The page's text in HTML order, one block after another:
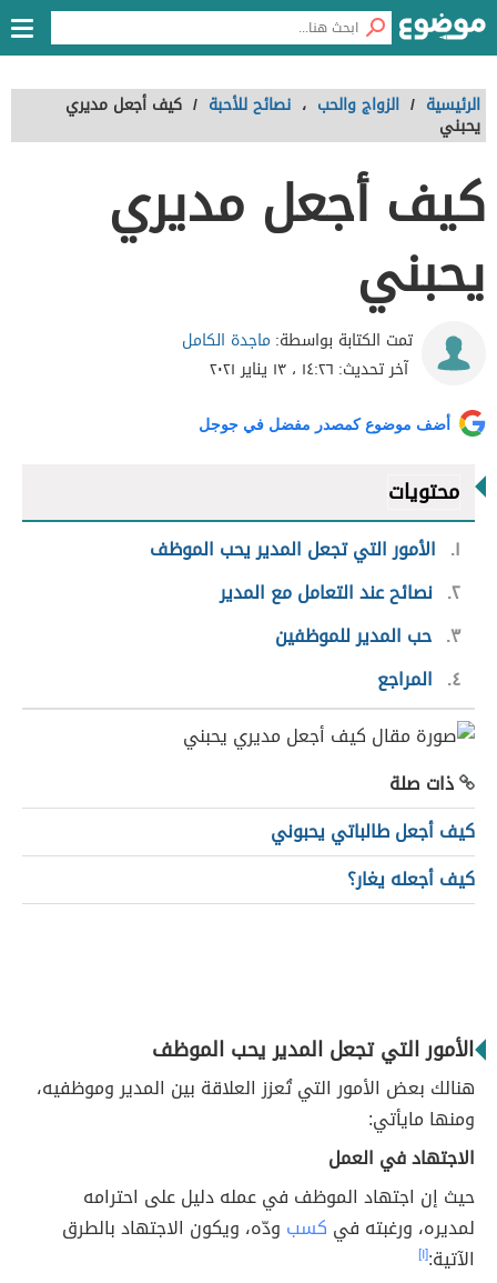
الرئيسية / الزواج والحب ، نصائح للأحبة / كيف أجعل مديري
يحبني
كيف أجعل مديري
يحبني
تمت الكتابة بواسطة: ماجدة الكامل
آخر تحديث: ١٤:٢٦ ، ١٣ يناير ٢٠٢١
أضف موضوع كمصدر مفضل في جوجل
محتويات
١
الأمور التي تجعل المدير يحب الموظف
٢ نصائح عند التعامل مع المدير
٣ حب المدير للموظفين
٤
المراجع
ذات صلة
كيف أجعل طالباتي يحبوني
كيف أجعله يغار؟
الأمور التي تجعل المدير يحب الموظف
هنالك بعض الأمور التي تُعزز العلاقة بين المدير وموظفيه،
ومنها مايأتي:
الاجتهاد في العمل
حيث إن اجتهاد الموظف في عمله دليل على احترامه
لمديره، ورغبته في كسب ودّه، ويكون الاجتهاد بالطرق
الآتية:[١]